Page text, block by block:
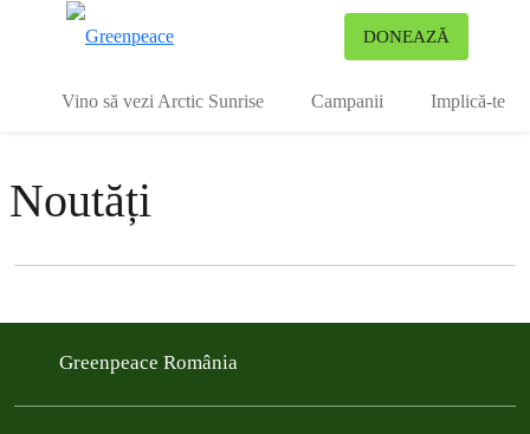
DONEAZĂ
Vino să vezi Arctic Sunrise Campanii Implică-te
Noutăți
Filter posts
Greenpeace România